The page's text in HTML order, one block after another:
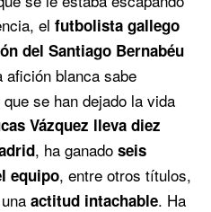
el futbolista gallego
del Santiago Bernabéu
afición blanca sabe
se han dejado la vida
Vázquez lleva diez
, ha ganado seis
equipo, entre otros títulos,
actitud intachable. Ha